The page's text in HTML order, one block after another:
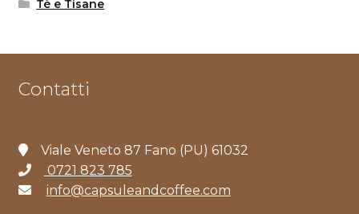
Tè e Tisane
Contatti
Viale Veneto 87 Fano (PU) 61032
0721 823 785
info@capsuleandcoffee.com